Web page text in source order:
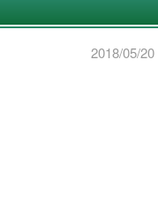
2018/05/20